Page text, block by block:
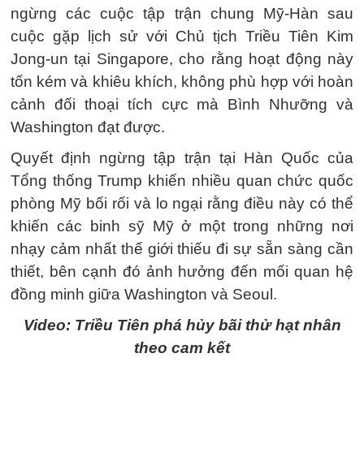
ngừng các cuộc tập trận chung Mỹ-Hàn sau
cuộc gặp lịch sử với Chủ tịch Triều Tiên Kim
Jong-un tại Singapore, cho rằng hoạt động này
tốn kém và khiêu khích, không phù hợp với hoàn
cảnh đối thoại tích cực mà Bình Nhưỡng và
Washington đạt được.
Quyết định ngừng tập trận tại Hàn Quốc của
Tổng thống Trump khiến nhiều quan chức quốc
phòng Mỹ bối rối và lo ngại rằng điều này có thể
khiến các binh sỹ Mỹ ở một trong những nơi
nhạy cảm nhất thế giới thiếu đi sự sẵn sàng cần
thiết, bên cạnh đó ảnh hưởng đến mối quan hệ
đồng minh giữa Washington và Seoul.
Video: Triều Tiên phá hủy bãi thử hạt nhân
theo cam kết